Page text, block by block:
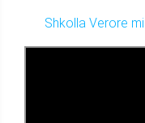
Shkolla Verore